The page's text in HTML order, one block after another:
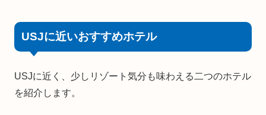
USJに近いおすすめホテル
USJに近く、少しリゾート気分も味わえる二つのホテル
を紹介します。